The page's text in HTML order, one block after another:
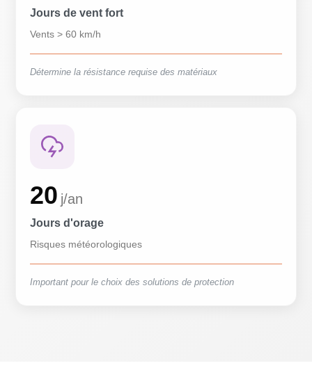
Jours de vent fort
Vents > 60 km/h
Détermine la résistance requise des matériaux
20 j/an
Jours d'orage
Risques météorologiques
Important pour le choix des solutions de protection